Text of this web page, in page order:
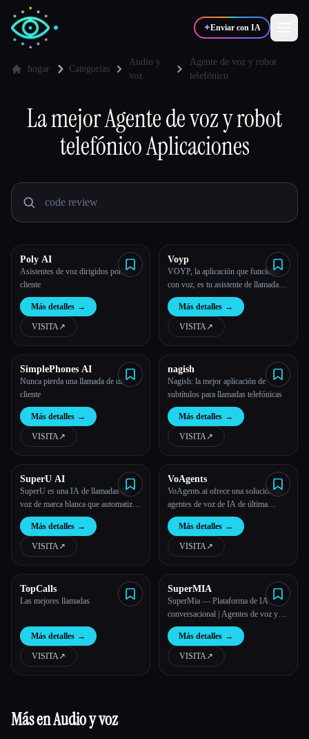
✦Enviar con IA
Desarrolladores 📈Marketers
🎓 Estudiantes
Blog
Comparar herramientas
Todas las categorías
Acerca de
Esc
hogar Categorías
Audio y
voz
Agente de voz y robot
telefónico
La mejorAgente de voz y robot
telefónicoAplicaciones
Poly AI
Asistentes de voz dirigidos por el
cliente
Más detalles →
VISITA↗︎
Voyp
VOYP, la aplicación que funciona
con voz, es tu asistente de llamadas
de IA.
Más detalles →
VISITA↗︎
SimplePhones AI
Nunca pierda una llamada de un
cliente
Más detalles →
VISITA↗︎
nagish
Nagish: la mejor aplicación de
subtítulos para llamadas telefónicas
Más detalles →
VISITA↗︎
SuperU AI
SuperU es una IA de llamadas de
voz de marca blanca que automatiza
las llamadas con una precisión
similar a la humana. Permite lanzar
campañas, calificar los clientes
potenciales y gestionar las
escribir ni un solo código.
Más detalles →
VISITA↗︎
VoAgents
VoAgents.ai ofrece una solución de
agentes de voz de IA de última
generación diseñada para cambiar la
forma en que las empresas
interactúan con los clientes.
Más detalles →
VISITA↗︎
TopCalls
Las mejores llamadas
Más detalles →
VISITA↗︎
SuperMIA
SuperMia — Plataforma de IA
conversacional | Agentes de voz y
chat de IA
Más detalles →
VISITA↗︎
Más en Audio y voz